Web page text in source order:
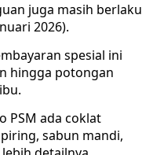
juga masih berlaku
2026).
spesial ini
hingga potongan
PSM ada coklat
sabun mandi,